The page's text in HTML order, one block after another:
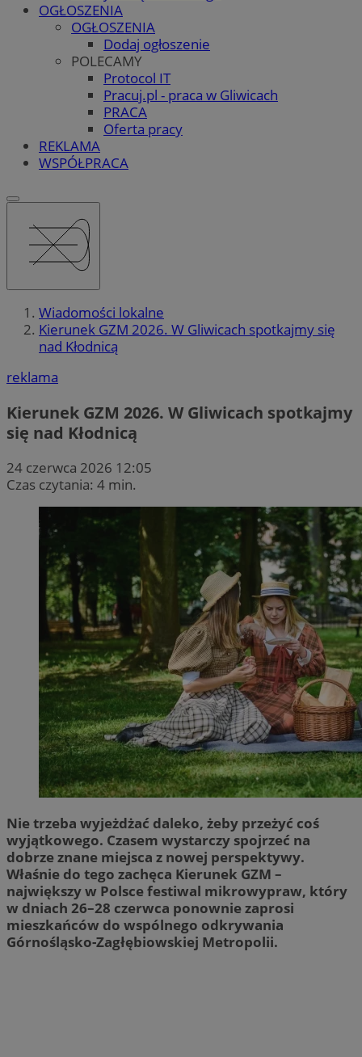
OGŁOSZENIA
OGŁOSZENIA
Dodaj ogłoszenie
POLECAMY
Protocol IT
Pracuj.pl - praca w Gliwicach
PRACA
Oferta pracy
REKLAMA
WSPÓŁPRACA
Wiadomości lokalne
Kierunek GZM 2026. W Gliwicach spotkajmy się
nad Kłodnicą
reklama
Kierunek GZM 2026. W Gliwicach spotkajmy
się nad Kłodnicą
24 czerwca 2026 12:05
Czas czytania: 4 min.
Nie trzeba wyjeżdżać daleko, żeby przeżyć coś
wyjątkowego. Czasem wystarczy spojrzeć na
dobrze znane miejsca z nowej perspektywy.
Właśnie do tego zachęca Kierunek GZM –
największy w Polsce festiwal mikrowypraw, który
w dniach 26–28 czerwca ponownie zaprosi
mieszkańców do wspólnego odkrywania
Górnośląsko-Zagłębiowskiej Metropolii.